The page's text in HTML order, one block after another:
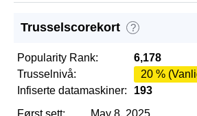
Trusselscorekort ?
Popularity Rank:
6,178
Trusselnivå:
20 %
Infiserte datamaskiner:
193
Først sett:
May 8, 2025